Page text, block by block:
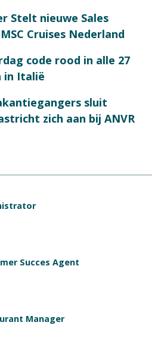
Stelt nieuwe Sales
Cruises Nederland
code rood in alle 27
in Italië
sluit
zich aan bij ANVR
Succes Agent
Manager